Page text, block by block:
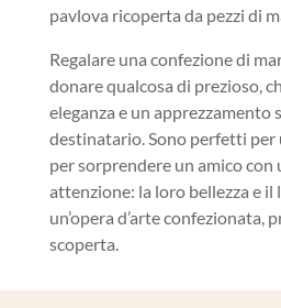
pavlova ricoperta da pezzi di
Regalare una confezione di
donare qualcosa di prezioso,
eleganza e un apprezzamento
destinatario. Sono perfetti per
per sorprendere un amico con
attenzione: la loro bellezza e il
un’opera d’arte confezionata,
scoperta.